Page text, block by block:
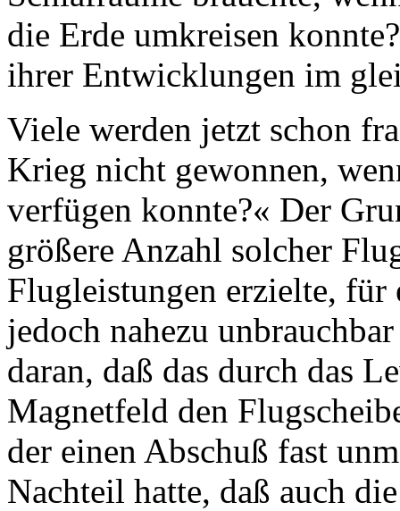
die Erde umkreisen
ihrer Entwicklungen im
Viele werden jetzt schon
Krieg nicht gewonnen,
verfügen konnte?« Der
größere Anzahl solcher
Flugleistungen erzielte,
jedoch nahezu
daran, daß das durch das
Magnetfeld den
der einen Abschuß fast
Nachteil hatte, daß auch